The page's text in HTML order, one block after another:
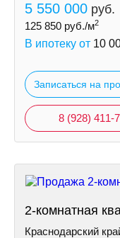
5 550 000 руб.
125 850 руб./м2
В ипотеку от 10
Записаться на
8 (928) 411-
2-комнатная
Краснодарский